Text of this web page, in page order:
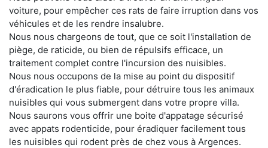
voiture, pour empêcher ces rats de faire irruption dans vos
véhicules et de les rendre insalubre.
Nous nous chargeons de tout, que ce soit l'installation de
piège, de raticide, ou bien de répulsifs efficace, un
traitement complet contre l'incursion des nuisibles.
Nous nous occupons de la mise au point du dispositif
d'éradication le plus fiable, pour détruire tous les animaux
nuisibles qui vous submergent dans votre propre villa.
Nous saurons vous offrir une boite d'appatage sécurisé
avec appats rodenticide, pour éradiquer facilement tous
les nuisibles qui rodent près de chez vous à Argences.